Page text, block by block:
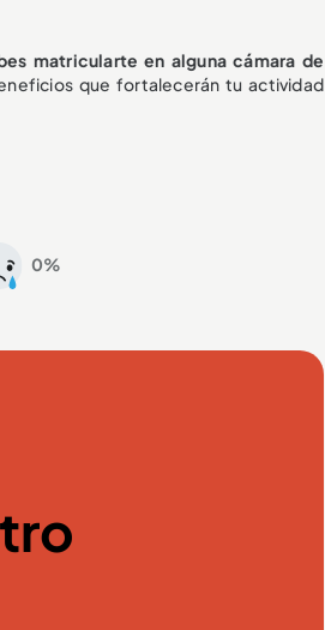
matricularte en alguna cámara de
que fortalecerán tu actividad
0%